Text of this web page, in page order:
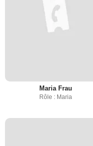
Maria Frau
Rôle : Maria